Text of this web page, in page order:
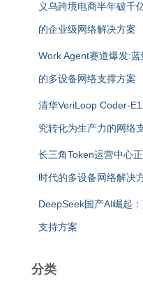
义乌跨境电商半年破千
的企业级网络解决方案
Work Agent赛道爆发:
的多设备网络支撑方案
清华VeriLoop Coder-
究转化为生产力的网络
长三角Token运营中心
时代的多设备网络解决
DeepSeek国产AI崛起
支持方案
分类